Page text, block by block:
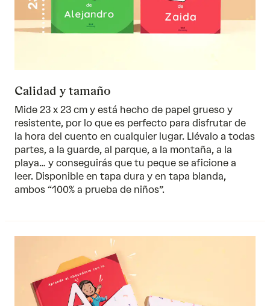
Calidad y tamaño
Mide 23 x 23 cm y está hecho de papel grueso y
resistente, por lo que es perfecto para disfrutar de
la hora del cuento en cualquier lugar. Llévalo a todas
partes, a la guarde, al parque, a la montaña, a la
playa… y conseguirás que tu peque se aficione a
leer. Disponible en tapa dura y en tapa blanda,
ambos “100% a prueba de niños”.